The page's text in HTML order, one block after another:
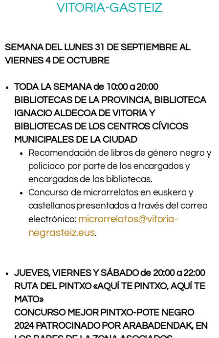
VITORIA-GASTEIZ
SEMANA DEL LUNES 31 DE SEPTIEMBRE AL
VIERNES 4 DE OCTUBRE
TODA LA SEMANA de 10:00 a 20:00
BIBLIOTECAS DE LA PROVINCIA, BIBLIOTECA
IGNACIO ALDECOA DE VITORIA Y
BIBLIOTECAS DE LOS CENTROS CÍVICOS
MUNICIPALES DE LA CIUDAD
Recomendación de libros de género negro y
policiaco por parte de los encargados y
encargadas de las bibliotecas.
Concurso de microrrelatos en euskera y
castellanos presentados a través del correo
electrónico: microrrelatos@vitoria-
negrasteiz.eus.
JUEVES, VIERNES Y SÁBADO de 20:00 a 22:00
RUTA DEL PINTXO «AQUÍ TE PINTXO, AQUÍ TE
MATO»
CONCURSO MEJOR PINTXO-POTE NEGRO
2024 PATROCINADO POR ARABADENDAK, EN